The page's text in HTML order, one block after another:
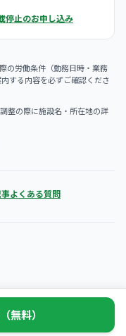
停止のお申し込み
の労働条件（勤務日時・業務
する内容を必ずご確認くださ
整の際に施設名・所在地の詳
よくある質問
無料）